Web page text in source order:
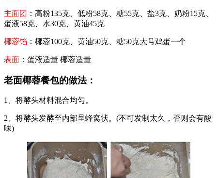
主面团 ：高粉135克、低粉58克、糖55克、盐3克、奶粉15克、
蛋液58克、水30克、黄油45克
椰蓉馅 ：椰蓉100克、黄油50克、糖50克大号鸡蛋一个
表面 ：蛋液适量 椰蓉适量
老面椰蓉餐包的做法：
1、将酵头材料混合均匀。
2、将酵头发酵至内部呈蜂窝状。(不可发制太久，否则会有酸
味)